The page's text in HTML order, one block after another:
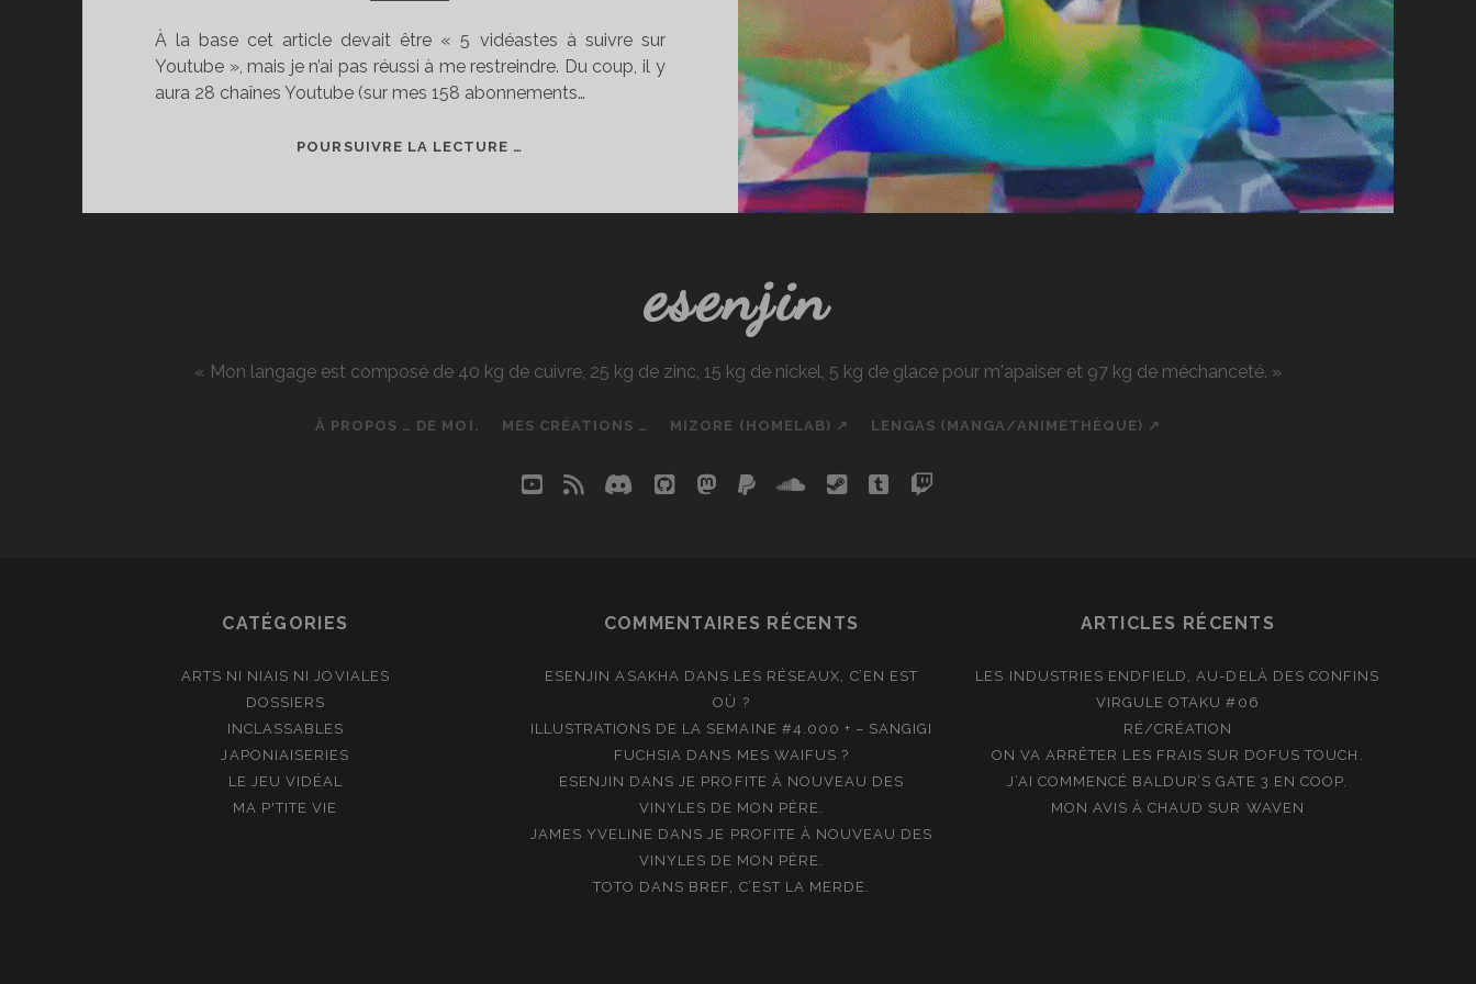
À la base cet article devait être « 5 vidéastes à suivre sur
Youtube », mais je n’ai pas réussi à me restreindre. Du coup, il y
aura 28 chaînes Youtube (sur mes 158 abonnements…
POURSUIVRE LA LECTURE …
esenjin
« Mon langage est composé de 40 kg de cuivre, 25 kg de zinc, 15 kg de nickel, 5 kg de glace pour m'apaiser et 97 kg de méchanceté. »
À PROPOS … DE MOI. MES CRÉATIONS … MIZORE (HOMELAB) ↗ LENGAS (MANGA/ANIMETHÈQUE) ↗
youtube
rss discord
githubmastodon
paypalsoundcloud
steamtumblrtwitch
CATÉGORIES
ARTS NI NIAIS NI JOVIALES
DOSSIERS
INCLASSABLES
JAPONIAISERIES
LE JEU VIDÉAL
MA P'TITE VIE
COMMENTAIRES RÉCENTS
ESENJIN ASAKHA DANS LES RÉSEAUX, C’EN EST
OÙ ?
ILLUSTRATIONS DE LA SEMAINE #4.000 + – SANGIGI
FUCHSIA DANS MES WAIFUS ?
ESENJIN DANSJE PROFITE À NOUVEAU DES
VINYLES DE MON PÈRE.
JAMES YVELINE DANSJE PROFITE À NOUVEAU DES
VINYLES DE MON PÈRE.
TOTO DANS BREF, C’EST LA MERDE.
ARTICLES RÉCENTS
LES INDUSTRIES ENDFIELD, AU-DELÀ DES CONFINS
VIRGULE OTAKU #06
RÉ/CRÉATION
ON VA ARRÊTER LES FRAIS SUR DOFUS TOUCH.
J’AI COMMENCÉ BALDUR’S GATE 3 EN COOP.
MON AVIS À CHAUD SUR WAVEN